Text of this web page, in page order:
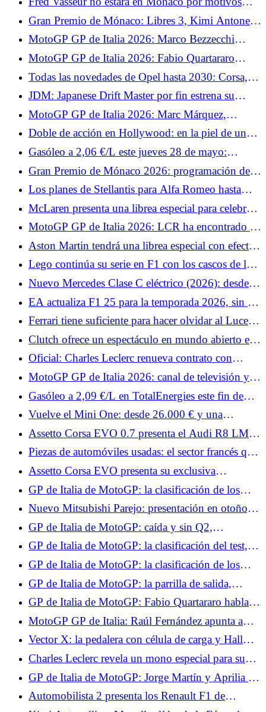
médicos
Gran Premio de Mónaco: Libres 3, Kimi Antonelli
recupera el liderazgo tras las clasificaciones
MotoGP GP de Italia 2026: Marco Bezzecchi
quiere hacer brillar a Aprilia en Mugello
MotoGP GP de Italia 2026: Fabio Quartararo
explica por qué su Yamaha estará en desventaja en
Mugello
Todas las novedades de Opel hasta 2030: Corsa,
Astra y coproducción con Leapmotor en el
programa
JDM: Japanese Drift Master por fin estrena su
modo multijugador.
MotoGP GP de Italia 2026: Marc Márquez,
cauteloso antes de volver a subirse a la Ducati
Doble de acción en Hollywood: en la piel de un
stuntman.
Gasóleo a 2,06 €/L este jueves 28 de mayo:
estaciones donde se puede pagar menos de 2,10
€/L en Francia
Gran Premio de Mónaco 2026: programación de
TV
Los planes de Stellantis para Alfa Romeo hasta
2030: un sustituto del Giuletta y un nuevo SUV
McLaren presenta una librea especial para celebrar
su milésimo Gran Premio en la F1.
MotoGP GP de Italia 2026: LCR ha encontrado el
sustituto de Johann Zarco, el equipo recurre a un
veterano
Aston Martin tendrá una librea especial con efecto
irisado para Mónaco
Lego continúa su serie en F1 con los cascos de los
pilotos de McLaren.
Nuevo Mercedes Clase C eléctrico (2026): desde
66.399 € en Francia, ¿precios elevados?
EA actualiza F1 25 para la temporada 2026, sin F1
26
Ferrari tiene suficiente para hacer olvidar al Luce:
estos nombres harán vibrar al F80, 12Cilindri y
296
Clutch ofrece un espectáculo en mundo abierto en
el sur de Francia.
Oficial: Charles Leclerc renueva contrato con
Ferrari más allá de 2030
MotoGP GP de Italia 2026: canal de televisión y
horarios de pruebas, Q2 de difícil acceso para
Quartararo
Gasóleo a 2,09 €/L en TotalEnergies este fin de
semana: arranca el sábado en 3.300 estaciones de
servicio
Vuelve el Mini One: desde 26.000 € y una
potencia de 122 CV
Assetto Corsa EVO 0.7 presenta el Audi R8 LMS,
el Datsun 240Z y dos Porsche.
Piezas de automóviles usadas: el sector francés que
reinventa la reparación de automóviles
Assetto Corsa EVO presenta su exclusiva
clasificación de seguridad.
GP de Italia de MotoGP: la clasificación de los
Libres 1, Quartararo muy lejos de los líderes,
Márquez empieza lento
Nuevo Mitsubishi Parejo: presentación en otoño, el
regreso oficial de una leyenda
GP de Italia de MotoGP: caída y sin Q2,
Quartararo decepcionado con su día en Mugello
GP de Italia de MotoGP: la clasificación del test,
no hay Q2 para Quartararo, funciona para Marc
Márquez
GP de Italia de MotoGP: la clasificación de los
entrenamientos libres 2, Quartararo sigue en
dificultades, Jorge Martín establece un récord
GP de Italia de MotoGP: la parrilla de salida,
ningún milagro para Quartararo, gran jugada de
Marc Márquez
GP de Italia de MotoGP: Fabio Quartararo habla
de la mediocridad de su Yamaha
MotoGP GP de Italia: Raúl Fernández apunta a
dos el domingo
Vector X: la pedalera con célula de carga y Hall
que eleva a PXN en la gama
Charles Leclerc revela un mono especial para su
Gran Premio en casa en Mónaco.
GP de Italia de MotoGP: Jorge Martín y Aprilia se
marcan un objetivo alto para lo que resta del
campeonato
Automobilista 2 presenta los Renault F1 de
Fernando Alonso.